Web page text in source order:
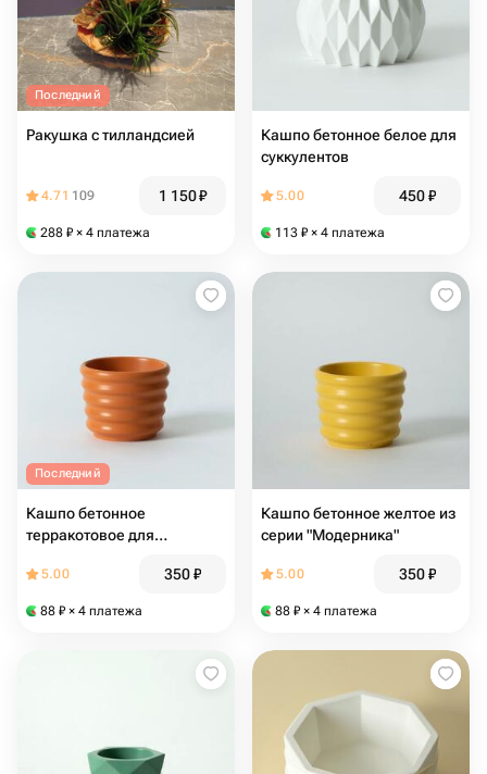
Последний
Ракушка с тилландсией
4.71 109 1 150₽
288 ₽ × 4 платежа
Кашпо бетонное белое для
суккулентов
5.00 450₽
113 ₽ × 4 платежа
Последний
Кашпо бетонное
терракотовое для
5.00 350₽
88 ₽ × 4 платежа
Кашпо бетонное желтое из
серии "Модерника"
5.00 350₽
88 ₽ × 4 платежа